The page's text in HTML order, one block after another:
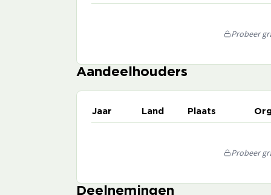
Probeer
Aandeelhouders
Jaar Land Plaats
Probeer
Deelnemingen